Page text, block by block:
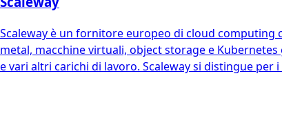
Scaleway è un fornitore europeo di cloud computing
metal, macchine virtuali, object storage e
e vari altri carichi di lavoro. Scaleway si distingue per